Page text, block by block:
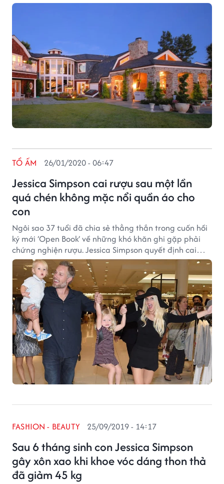
Jessica Simpson cai rượu sau một lần
quá chén không mặc nổi quần áo cho
con
TỔ ẤM 26/01/2020 - 06:47
Ngôi sao 37 tuổi đã chia sẻ thẳng thắn trong cuốn hồi
ký mới ‘Open Book’ về những khó khăn ghi gặp phải
chứng nghiện rượu. Jessica Simpson quyết định cai
chất cồn hoàn toàn sau một lần quá say, đến nỗi
không mặc trang phục Halloween cho các con được.
Sau 6 tháng sinh con Jessica Simpson
gây xôn xao khi khoe vóc dáng thon thả
đã giảm 45 kg
FASHION - BEAUTY 25/09/2019 - 14:17